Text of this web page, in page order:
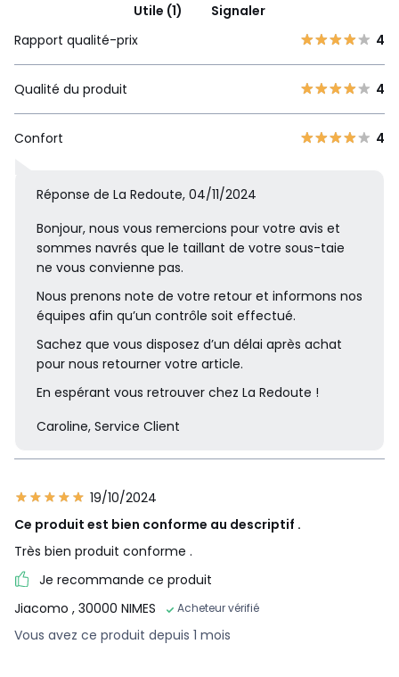
Utile (1)
Signaler
Rapport qualité-prix
4
Qualité du produit 4
Confort 4
Réponse de La Redoute, 04/11/2024
Bonjour, nous vous remercions pour votre avis et
sommes navrés que le taillant de votre sous-taie
ne vous convienne pas.
Nous prenons note de votre retour et informons nos
équipes afin qu’un contrôle soit effectué.
Sachez que vous disposez d’un délai après achat
pour nous retourner votre article.
En espérant vous retrouver chez La Redoute !
Caroline, Service Client
19/10/2024
Ce produit est bien conforme au descriptif .
Très bien produit conforme .
Je recommande ce produit
Jiacomo , 30000 NIMES Acheteur vérifié
Vous avez ce produit depuis 1 mois